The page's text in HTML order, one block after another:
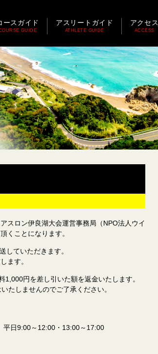
ースガイド
GUIDE
アスリートガイド
ATHLETE GUIDE
アクセス
ACCESS
スロン伊良湖大会運営事務局（NPO法人ウイ
くことになります。
していただきます。
ます。
円を差し引いた額を返金いたします。
たしませんのでご了承ください。
平日9:00～12:00・13:00～17:00